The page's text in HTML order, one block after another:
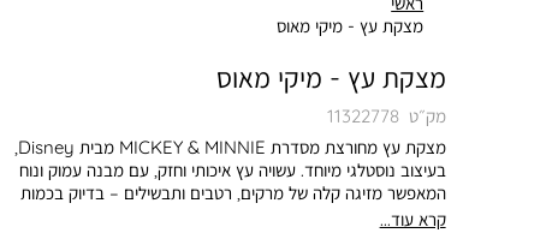
מצקת עץ - מיקי מאוס
מצקת עץ - מיקי מאוס
מק״ט 11322778
מצקת עץ מחורצת מסדרת MICKEY & MINNIE מבית Disney,
בעיצוב נוסטלגי מיוחד. עשויה עץ איכותי וחזק, עם מבנה עמוק ונוח
המאפשר מזיגה קלה של מרקים, רטבים ותבשילים – בדיוק בכמות
הנכונה. על הידית מופיע אלמנט עדין של מיקי מאוס, שמוסיף טאץ’
קרא עוד...